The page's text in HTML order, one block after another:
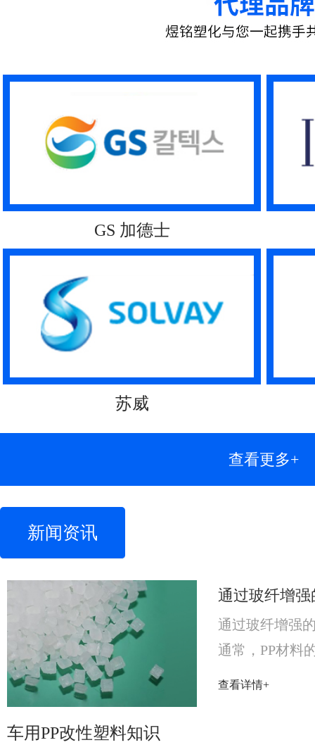
GS 加德士
苏威
查看更多+
新闻资讯
通过玻纤增强
通常，PP材料
曲强度在25～
查看详情+
车用PP改性塑料知识